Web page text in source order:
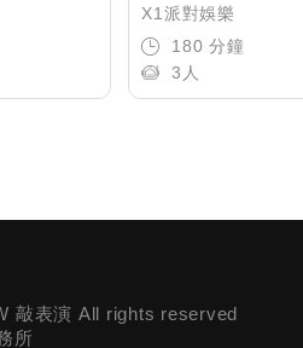
X1派對娛樂
180 分鐘
3人
敲表演 All rights reserved
所